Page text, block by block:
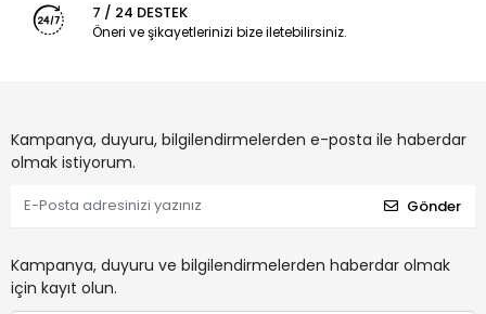
7 / 24 DESTEK
Öneri ve şikayetlerinizi bize iletebilirsiniz.
Kampanya, duyuru, bilgilendirmelerden e-posta ile haberdar
olmak istiyorum.
Gönder
Kampanya, duyuru ve bilgilendirmelerden haberdar olmak
için kayıt olun.